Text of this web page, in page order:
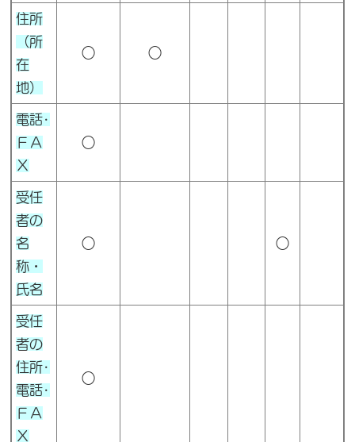
住所
（所
在
地）
○ ○
電話･
ＦＡ
Ｘ
○
受任
者の
名
称 ・
氏名
○ ○
受任
者の
住所･
電話･
ＦＡ
Ｘ
○